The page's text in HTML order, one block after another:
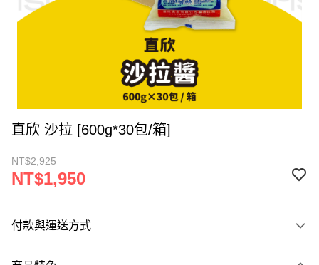
直欣 沙拉 [600g*30包/箱]
NT$2,925
NT$1,950
付款與運送方式